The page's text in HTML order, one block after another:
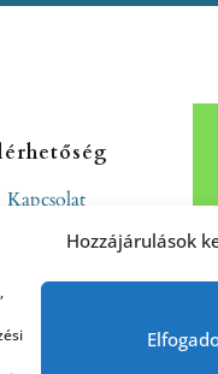
Hozzájárulások
Kapcsolat
Rólunk